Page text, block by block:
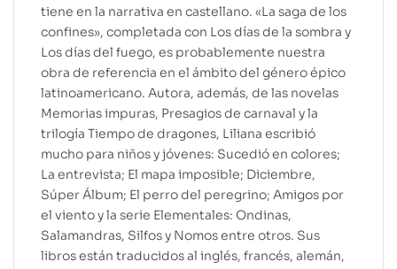
tiene en la narrativa en castellano. «La saga de los
confines», completada con Los días de la sombra y
Los días del fuego, es probablemente nuestra
obra de referencia en el ámbito del género épico
latinoamericano. Autora, además, de las novelas
Memorias impuras, Presagios de carnaval y la
trilogía Tiempo de dragones, Liliana escribió
mucho para niños y jóvenes: Sucedió en colores;
La entrevista; El mapa imposible; Diciembre,
Súper Álbum; El perro del peregrino; Amigos por
el viento y la serie Elementales: Ondinas,
Salamandras, Silfos y Nomos entre otros. Sus
libros están traducidos al inglés, francés, alemán,